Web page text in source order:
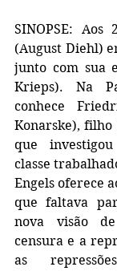
SINOPSE:
(August Diehl)
junto com sua
Krieps). Na
conhece
Konarske),
que
classe
Engels oferece
que faltava
nova visão
censura e a
as